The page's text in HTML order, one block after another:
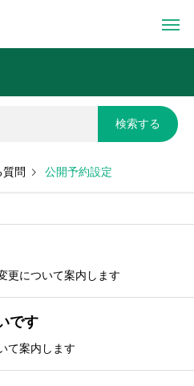
質問 公開予約設定
更について案内します
です
て案内します